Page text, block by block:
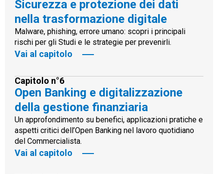
Sicurezza e protezione dei dati
nella trasformazione digitale
Malware, phishing, errore umano: scopri i principali
rischi per gli Studi e le strategie per prevenirli.
Vai al capitolo
Capitolo n°6
Open Banking e digitalizzazione
della gestione finanziaria
Un approfondimento su benefici, applicazioni pratiche e
aspetti critici dell’Open Banking nel lavoro quotidiano
del Commercialista.
Vai al capitolo